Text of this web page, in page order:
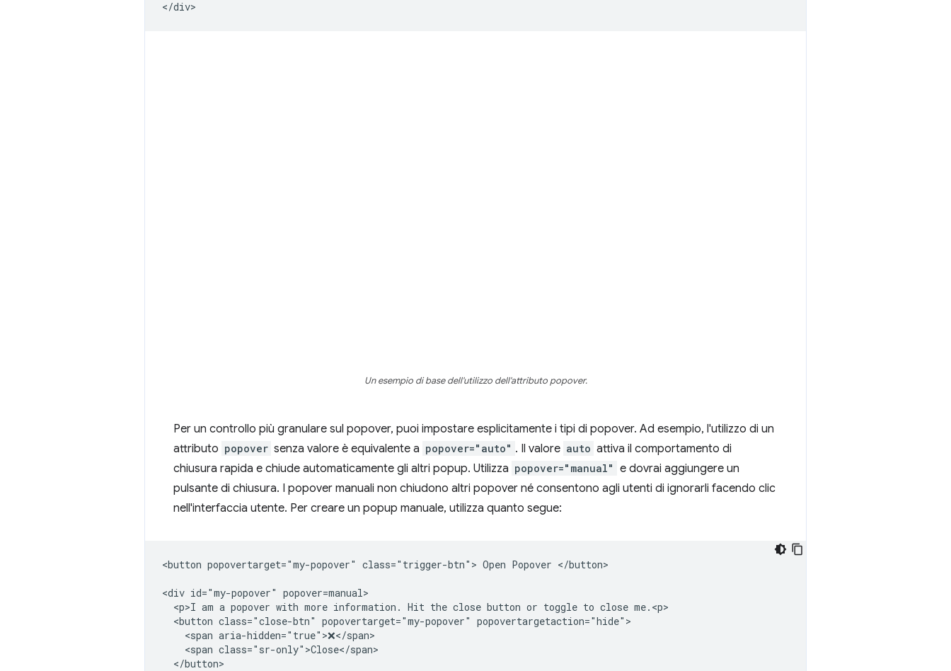
Un esempio di base dell'utilizzo dell'attributo popover.
Per un controllo più granulare sul popover, puoi impostare esplicitamente i tipi di popover. Ad esempio, l'utilizzo di un
attributo popover senza valore è equivalente a popover="auto" . Il valore auto attiva il comportamento di
chiusura rapida e chiude automaticamente gli altri popup. Utilizza popover="manual" e dovrai aggiungere un
pulsante di chiusura. I popover manuali non chiudono altri popover né consentono agli utenti di ignorarli facendo clic
nell'interfaccia utente. Per creare un popup manuale, utilizza quanto segue:
<button popovertarget="my-popover" class="trigger-btn"> Open Popover </button>
<div id="my-popover" popover=manual>
  <p>I am a popover with more information. Hit the close button or toggle to close me.<p>
  <button class="close-btn" popovertarget="my-popover" popovertargetaction="hide">
    <span aria-hidden="true">❌</span>
    <span class="sr-only">Close</span>
  </button>